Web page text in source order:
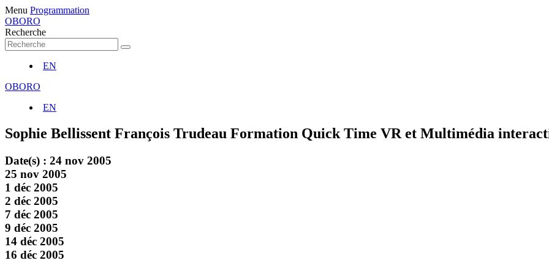
Menu Programmation
OBORO
Recherche
EN
OBORO
EN
Sophie Bellissent François Trudeau Formation Quick Time VR et Multimédia
Date(s) : 24 nov 2005
25 nov 2005
1 déc 2005
2 déc 2005
7 déc 2005
9 déc 2005
14 déc 2005
16 déc 2005